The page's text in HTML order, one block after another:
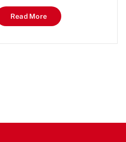
Read More